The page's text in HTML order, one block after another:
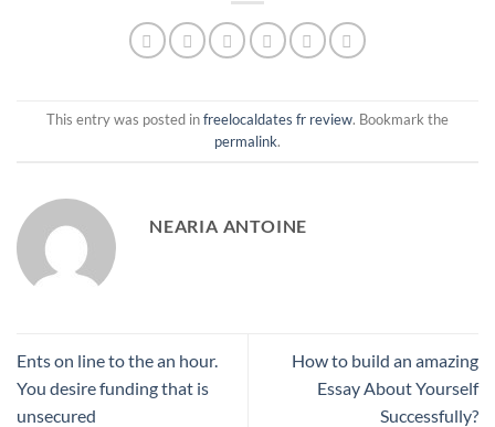
This entry was posted infreelocaldates fr review. Bookmark the
permalink.
NEARIA ANTOINE
Ents on line to the an hour.
You desire funding that is
unsecured
How to build an amazing
Essay About Yourself
Successfully?